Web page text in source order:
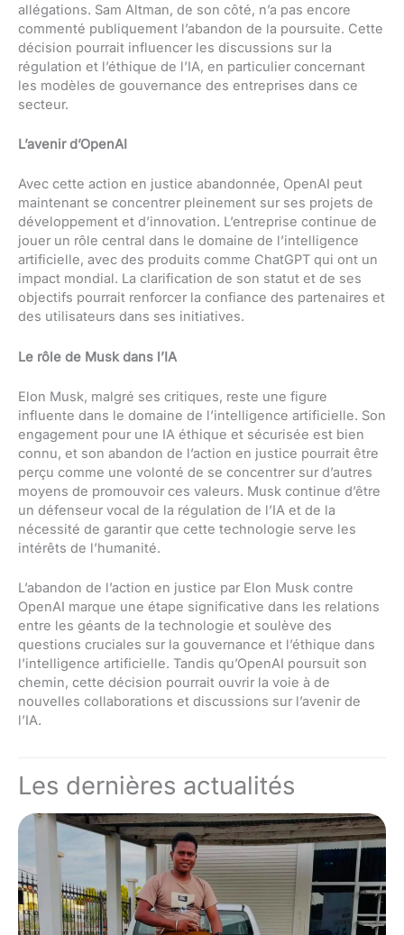
allégations. Sam Altman, de son côté, n’a pas encore
commenté publiquement l’abandon de la poursuite. Cette
décision pourrait influencer les discussions sur la
régulation et l’éthique de l’IA, en particulier concernant
les modèles de gouvernance des entreprises dans ce
secteur.
L’avenir d’OpenAI
Avec cette action en justice abandonnée, OpenAI peut
maintenant se concentrer pleinement sur ses projets de
développement et d’innovation. L’entreprise continue de
jouer un rôle central dans le domaine de l’intelligence
artificielle, avec des produits comme ChatGPT qui ont un
impact mondial. La clarification de son statut et de ses
objectifs pourrait renforcer la confiance des partenaires et
des utilisateurs dans ses initiatives.
Le rôle de Musk dans l’IA
Elon Musk, malgré ses critiques, reste une figure
influente dans le domaine de l’intelligence artificielle. Son
engagement pour une IA éthique et sécurisée est bien
connu, et son abandon de l’action en justice pourrait être
perçu comme une volonté de se concentrer sur d’autres
moyens de promouvoir ces valeurs. Musk continue d’être
un défenseur vocal de la régulation de l’IA et de la
nécessité de garantir que cette technologie serve les
intérêts de l’humanité.
L’abandon de l’action en justice par Elon Musk contre
OpenAI marque une étape significative dans les relations
entre les géants de la technologie et soulève des
questions cruciales sur la gouvernance et l’éthique dans
l’intelligence artificielle. Tandis qu’OpenAI poursuit son
chemin, cette décision pourrait ouvrir la voie à de
nouvelles collaborations et discussions sur l’avenir de
l’IA.
Les dernières actualités